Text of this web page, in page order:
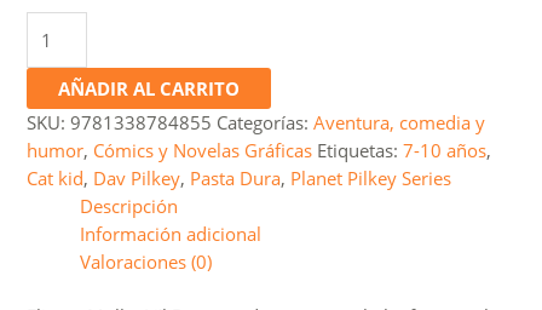
Kid
Comic
Club
#2:
Perspectives
cantidad
AÑADIR AL CARRITO
SKU:9781338784855 Categorías:Aventura, comedia y
humor, Cómics y Novelas Gráficas Etiquetas:7-10 años,
Cat kid, Dav Pilkey, Pasta Dura, Planet Pilkey Series
Descripción
Información adicional
Valoraciones (0)